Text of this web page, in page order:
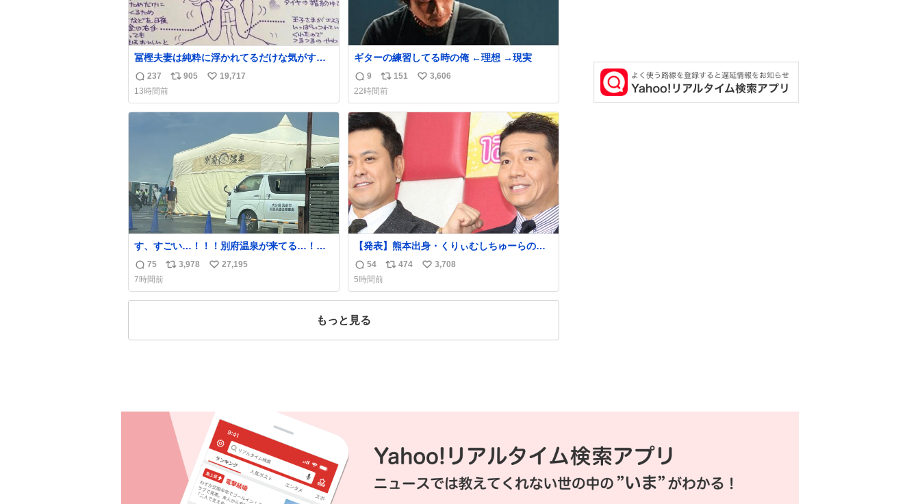
冨樫夫妻は純粋に浮かれてるだけな気がする
な〜 全アはここに自分の市場価値的なものを
上乗せするので、 すっぴん＆寝起きのボサボ
サ頭でも「今日も可愛いね」が止まらない。
放っておくと永遠に髪撫でてきて作業進まな
私より綺麗な手やめてもろて とか言う
返
信
数
237
リ
ス
905
い
ね
19,717
13時間前
ギターの練習してる時の俺 ←理想 →現実
返
信
数
9
リ
ポ
ス
ト
数
151
い
ね
3,606
22時間前
す、すごい…！！！別府温泉が来てる…！！
これはどれぐらい待つんだろう…
返
信
数
75
リ
ス
3,978
い
ね
27,195
7時間前
【発表】熊本出身・くりぃむしちゅーらの所
属事務所、被災地に義援金寄付
news.livedoor.com/article/detail… くりぃむ
しちゅーやマツコ、有働由美子らが所属する
芸能事務所「チャッターボックス」が7日、公
め義援金を寄付したことを公表した。
返
信
数
54
リ
ス
474
い
ね
3,708
5時間前
もっと見る